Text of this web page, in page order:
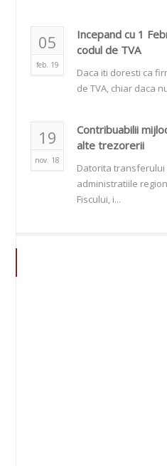
05
feb. 19
Incepand cu 1
codul de TVA
Daca iti doresti ca
de TVA, chiar daca
19
nov. 18
Contribuabilii
alte trezorerii
Datorita
administratiile
Fiscului, i...